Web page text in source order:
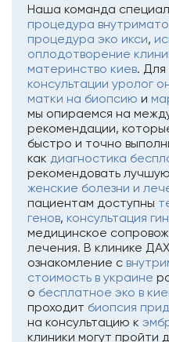
Наша команда
процедура
процедура эко икси,
оплодотворение
материнство киев.
консультации уролог
матки на биопсию и
мы опираемся на
рекомендации,
быстро и точно
как диагностика
рекомендовать
женские болезни и
пациентам доступны
генов, консультация
медицинское
лечения. В клинике
ознакомление с
стоимость в украине
о бесплатное эко в
проходит биопсия
на консультацию к
клиники могут пройти